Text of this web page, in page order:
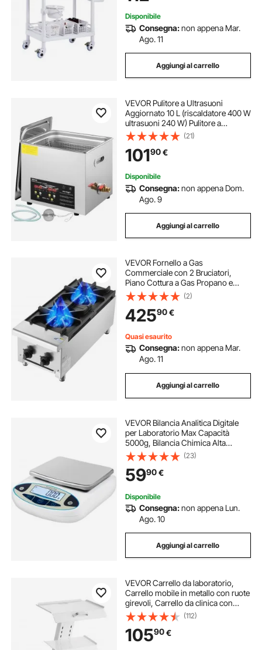
Disponibile
Consegna:non appena Mar.
Ago. 11
Aggiungi al carrello
VEVOR Pulitore a Ultrasuoni
Aggiornato 10 L (riscaldatore 400 W
ultrasuoni 240 W) Pulitore a
Ultrasuoni da Laboratorio Digitale
con Temporizzatore del
Riscaldatore per Pulizia di Parti di
Strumenti
(21)
10190€
Disponibile
Consegna:non appena Dom.
Ago. 9
Aggiungi al carrello
VEVOR Fornello a Gas
Commerciale con 2 Bruciatori,
Piano Cottura a Gas Propano e
Naturale, Piastra Riscaldante a Gas
in Acciaio Inossidabile, Attrezzatura
da Cucina Commerciale per
Ristoranti, 14 KW
(2)
42590€
Quasi esaurito
Consegna:non appena Mar.
Ago. 11
Aggiungi al carrello
VEVOR Bilancia Analitica Digitale
per Laboratorio Max Capacità
5000g, Bilancia Chimica Alta
Precisione 0.01g, Bilancia Tecnica
applicata a Laboratori, Università,
Aziende, Industrie, Gioiellieri ecc
(23)
5990€
Disponibile
Consegna:non appena Lun.
Ago. 10
Aggiungi al carrello
VEVOR Carrello da laboratorio,
Carrello mobile in metallo con ruote
girevoli, Carrello da clinica con
vassoio con capacità di peso di 220
libbre, per laboratorio, clinica,
bellezza e salone
(112)
10590€